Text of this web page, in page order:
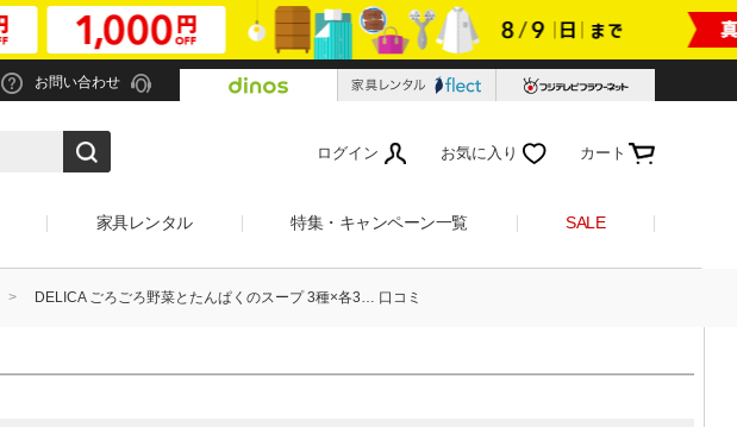
お問い合わせ
ログイン お気に入り カート
家具レンタル 特集・キャンペーン一覧 SALE
DELICA ごろごろ野菜とたんぱくのスープ 3種×各3… 口コミ